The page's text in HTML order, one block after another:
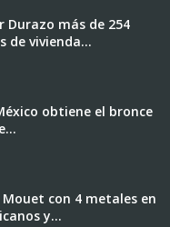
Durazo más de 254
de vivienda...
obtiene el bronce
con 4 metales en
y...